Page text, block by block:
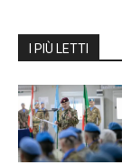
I PIÙ LETTI